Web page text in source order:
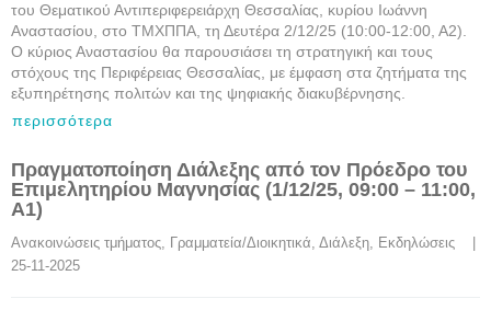
του Θεματικού Αντιπεριφερειάρχη Θεσσαλίας, κυρίου Ιωάννη
Αναστασίου, στο ΤΜΧΠΠΑ, τη Δευτέρα 2/12/25 (10:00-12:00, Α2).
Ο κύριος Αναστασίου θα παρουσιάσει τη στρατηγική και τους
στόχους της Περιφέρειας Θεσσαλίας, με έμφαση στα ζητήματα της
εξυπηρέτησης πολιτών και της ψηφιακής διακυβέρνησης.
περισσότερα
Πραγματοποίηση Διάλεξης από τον Πρόεδρο του
Επιμελητηρίου Μαγνησίας (1/12/25, 09:00 – 11:00,
Α1)
Ανακοινώσεις τμήματος, Γραμματεία/Διοικητικά, Διάλεξη, Εκδηλώσεις
25-11-2025